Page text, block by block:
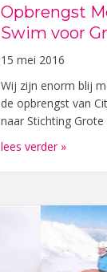
Opbrengst
Swim voor
15 mei 2016
Wij zijn enorm blij
de opbrengst van
naar Stichting
lees verder »about